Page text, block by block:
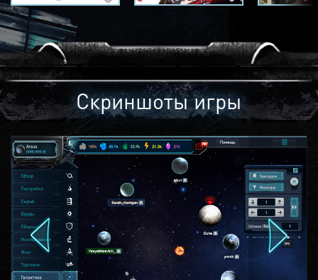
Скриншоты игры